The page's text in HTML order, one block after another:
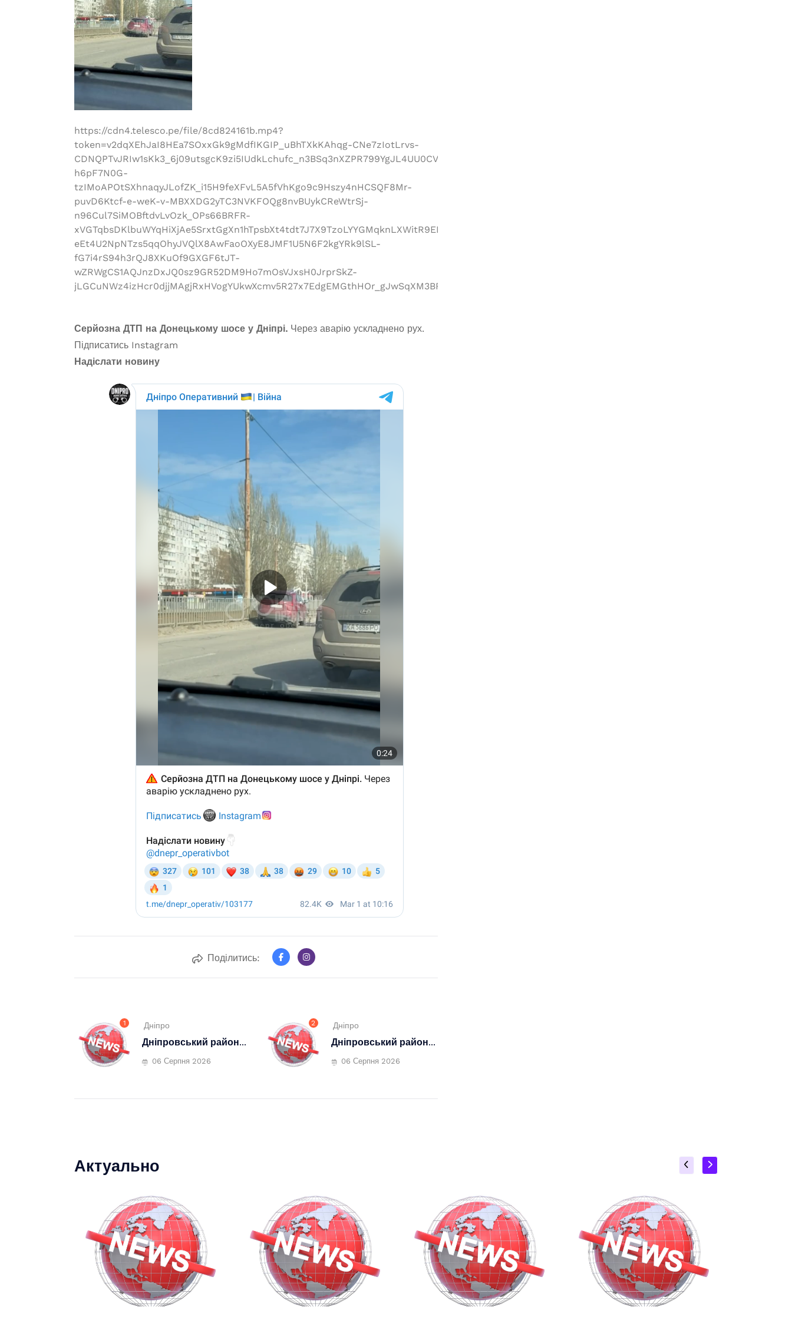
https://cdn4.telesco.pe/file/8cd824161b.mp4?
token=v2dqXEhJaI8HEa7SOxxGk9gMdfIKGIP_uBhTXkKAhqg-CNe7zIotLrvs-
CDNQPTvJRIw1sKk3_6j09utsgcK9zi5IUdkLchufc_n3BSq3nXZPR799YgJL4UU0CVQQtgDP0y5WvQtfxK-
h6pF7N0G-
tzIMoAPOtSXhnaqyJLofZK_i15H9feXFvL5A5fVhKgo9c9Hszy4nHCSQF8Mr-
puvD6Ktcf-e-weK-v-MBXXDG2yTC3NVKFOQg8nvBUykCReWtrSj-
n96Cul7SiMOBftdvLvOzk_OPs66BRFR-
eEt4U2NpNTzs5qqOhyJVQlX8AwFaoOXyE8JMF1U5N6F2kgYRk9lSL-
fG7i4rS94h3rQJ8XKuOf9GXGF6tJT-
wZRWgCS1AQJnzDxJQ0sz9GR52DM9Ho7mOsVJxsH0JrprSkZ-
jLGCuNWz4izHcr0djjMAgjRxHVogYUkwXcmv5R27x7EdgEMGthHOr_gJwSqXM3BRMKCcD7HrBjy0
Серйозна ДТП на Донецькому шосе у Дніпрі. Через аварію ускладнено рух.
Підписатись Instagram
Надіслати новину
Поділитись:
1 Дніпро
Дніпровський район...
06 Серпня 2026
2 Дніпро
Дніпровський район...
06 Серпня 2026
Актуально